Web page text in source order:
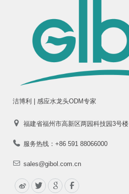
洁博利 | 感应水龙头ODM专家
福建省福州市高新区两园科技园3号楼
服务热线：+86 591 88066000
sales@gibol.com.cn